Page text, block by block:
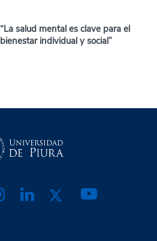
“La salud mental es clave para el
bienestar individual y social”